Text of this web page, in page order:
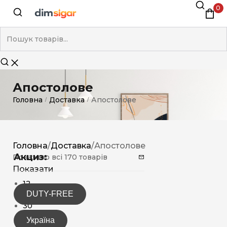
0
Апостолове
Головна / Доставка / Апостолове
Акциз:
DUTY-FREE
Україна
Головна/Доставка/Апостолове
Показано всі 170 товарів
Показати
12
15
30